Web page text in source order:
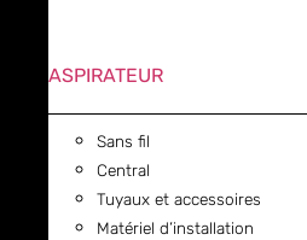
ASPIRATEUR
Sans fil
Central
Tuyaux et accessoires
Matériel d’installation